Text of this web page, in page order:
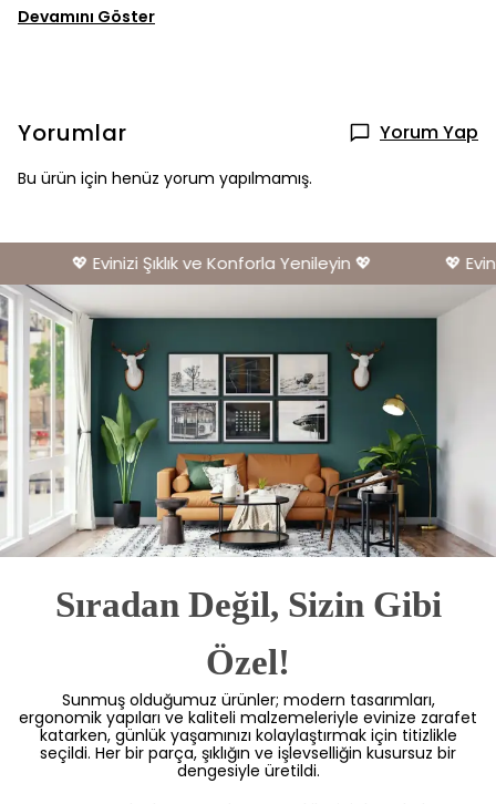
Devamını Göster
Yorumlar Yorum Yap
Bu ürün için henüz yorum yapılmamış.
💖 Evinizi Şıklık ve Konforla Yenileyin 💖 💖
Sıradan Değil, Sizin Gibi
Özel!
Sunmuş olduğumuz ürünler; modern tasarımları,
ergonomik yapıları ve kaliteli malzemeleriyle evinize zarafet
katarken, günlük yaşamınızı kolaylaştırmak için titizlikle
seçildi. Her bir parça, şıklığın ve işlevselliğin kusursuz bir
dengesiyle üretildi.